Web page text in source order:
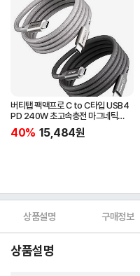
버티탭 팩맥프로 C to C타입 USB4
PD 240W 초고속충전 마그네틱
케이블 1m
40% 15,484원
상품설명 구매정보
상품설명